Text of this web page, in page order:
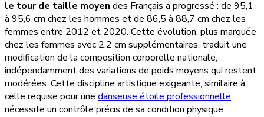
le tour de taille moyen des Français a progressé : de 95,1
à 95,6 cm chez les hommes et de 86,5 à 88,7 cm chez les
femmes entre 2012 et 2020. Cette évolution, plus marquée
chez les femmes avec 2,2 cm supplémentaires, traduit une
modification de la composition corporelle nationale,
indépendamment des variations de poids moyens qui restent
modérées. Cette discipline artistique exigeante, similaire à
celle requise pour une danseuse étoile professionnelle,
nécessite un contrôle précis de sa condition physique.